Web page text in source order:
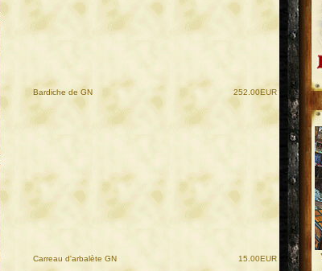
Bardiche de GN 252.00EUR
Carreau d'arbalète GN 15.00EUR